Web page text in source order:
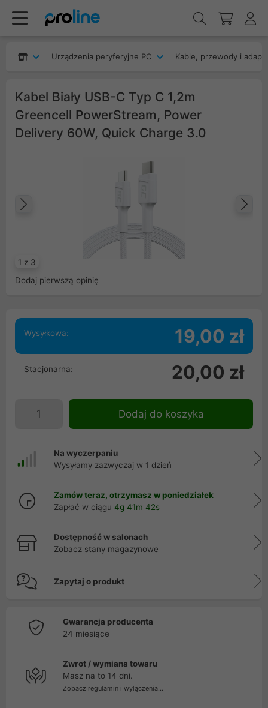
Urządzenia peryferyjne PC Kable, przewody i
Kabel Biały USB-C Typ C 1,2m
Greencell PowerStream, Power
Delivery 60W, Quick Charge 3.0
1 z 3
Dodaj pierwszą opinię
Wysyłkowa: 19,00 zł
Stacjonarna: 20,00 zł
Dodaj do koszyka
Na wyczerpaniu
Wysyłamy zazwyczaj w 1 dzień
Zamów teraz, otrzymasz w poniedziałek
Zapłać w ciągu 4g 41m 41s
Dostępność w salonach
Zobacz stany magazynowe
Zapytaj o produkt
Gwarancja producenta
24 miesiące
Zwrot / wymiana towaru
Masz na to 14 dni.
Zobacz regulamin i wyłączenia...